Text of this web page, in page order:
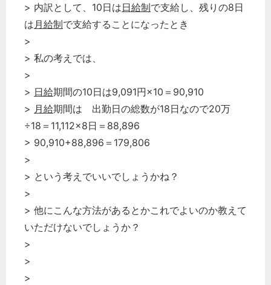
> 内訳として、10日は日給制で支給し、残りの8日
は月給制で支給することになったとき
>
> 私の考えでは、
>
> 日給期間の10日は9,091円×10＝90,910
> 月給期間は 出勤日の総数が18日なので20万
÷18＝11,112×8日＝88,896
> 90,910+88,896＝179,806
>
> という考えでいいでしょうかね？
>
> 他にこんな方法があるとかこれでよいのか教えて
いただけないでしょうか？
>
>
>